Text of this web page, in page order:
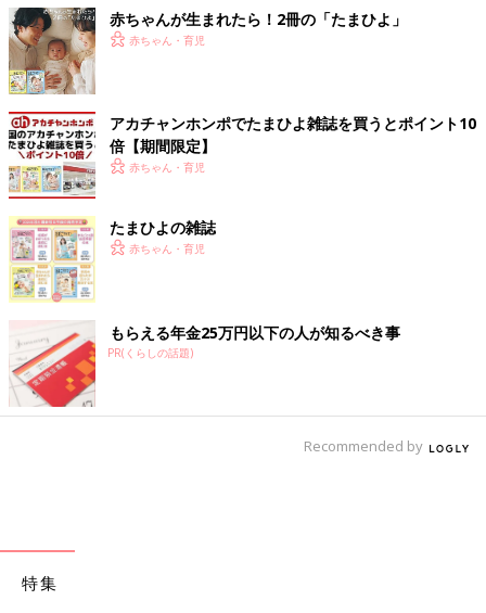
赤ちゃんが生まれたら！2冊の「たまひよ」
赤ちゃん・育児
アカチャンホンポでたまひよ雑誌を買うとポイント10
倍【期間限定】
赤ちゃん・育児
たまひよの雑誌
赤ちゃん・育児
もらえる年金25万円以下の人が知るべき事
PR(くらしの話題)
Recommended by
特集